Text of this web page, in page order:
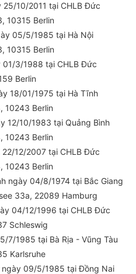
10/2011 tại CHLB Đức
10315 Berlin
05/5/1985 tại Hà Nội
10315 Berlin
01/3/1988 tại CHLB Đức
Berlin
18/01/1975 tại Hà Tĩnh
10243 Berlin
12/10/1983 tại Quảng Bình
10243 Berlin
12/2007 tại CHLB Đức
10243 Berlin
ngày 04/8/1974 tại Bắc Giang
33a, 22089 Hamburg
04/12/1996 tại CHLB Đức
Schleswig
7/1985 tại Bà Rịa - Vũng Tàu
Karlsruhe
ngày 09/5/1985 tại Đồng Nai